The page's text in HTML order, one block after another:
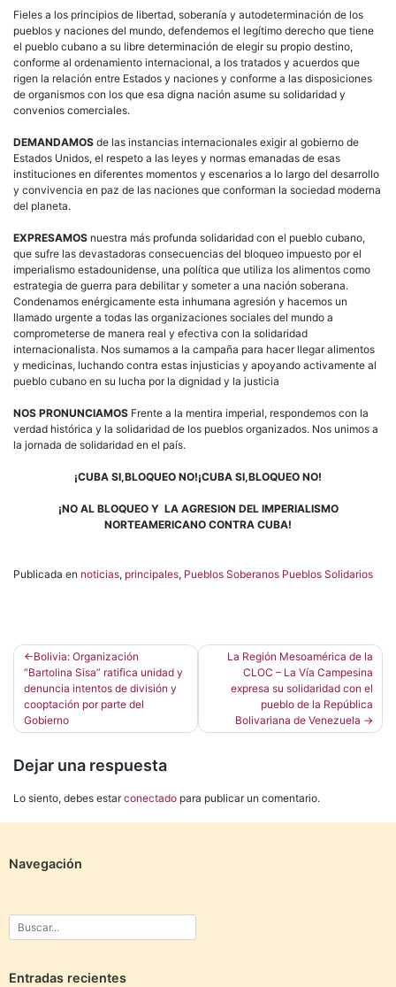
Fieles a los principios de libertad, soberanía y autodeterminación de los
pueblos y naciones del mundo, defendemos el legítimo derecho que tiene
el pueblo cubano a su libre determinación de elegir su propio destino,
conforme al ordenamiento internacional, a los tratados y acuerdos que
rigen la relación entre Estados y naciones y conforme a las disposiciones
de organismos con los que esa digna nación asume su solidaridad y
convenios comerciales.
DEMANDAMOS de las instancias internacionales exigir al gobierno de
Estados Unidos, el respeto a las leyes y normas emanadas de esas
instituciones en diferentes momentos y escenarios a lo largo del desarrollo
y convivencia en paz de las naciones que conforman la sociedad moderna
del planeta.
EXPRESAMOS nuestra más profunda solidaridad con el pueblo cubano,
que sufre las devastadoras consecuencias del bloqueo impuesto por el
imperialismo estadounidense, una política que utiliza los alimentos como
estrategia de guerra para debilitar y someter a una nación soberana.
Condenamos enérgicamente esta inhumana agresión y hacemos un
llamado urgente a todas las organizaciones sociales del mundo a
comprometerse de manera real y efectiva con la solidaridad
internacionalista. Nos sumamos a la campaña para hacer llegar alimentos
y medicinas, luchando contra estas injusticias y apoyando activamente al
pueblo cubano en su lucha por la dignidad y la justicia
NOS PRONUNCIAMOS Frente a la mentira imperial, respondemos con la
verdad histórica y la solidaridad de los pueblos organizados. Nos unimos a
la jornada de solidaridad en el país.
¡CUBA SI,BLOQUEO NO!¡CUBA SI,BLOQUEO NO!
¡NO AL BLOQUEO Y LA AGRESION DEL IMPERIALISMO
NORTEAMERICANO CONTRA CUBA!
Publicada en noticias, principales, Pueblos Soberanos Pueblos Solidarios
Navegación
de
entradas
Bolivia: Organización
“Bartolina Sisa” ratifica unidad y
denuncia intentos de división y
cooptación por parte del
Gobierno
La Región Mesoamérica de la
CLOC – La Vía Campesina
expresa su solidaridad con el
pueblo de la República
Bolivariana de Venezuela
Dejar una respuesta
Lo siento, debes estarconectado para publicar un comentario.
Navegación
Entradas recientes